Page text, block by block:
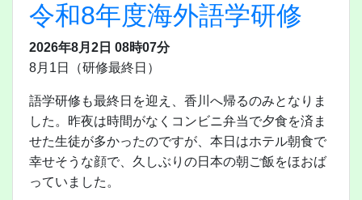
令和8年度海外語学研修
2026年8月2日 08時07分
8月1日（研修最終日）
語学研修も最終日を迎え、香川へ帰るのみとなりま
した。昨夜は時間がなくコンビニ弁当で夕食を済ま
せた生徒が多かったのですが、本日はホテル朝食で
幸せそうな顔で、久しぶりの日本の朝ご飯をほおば
っていました。